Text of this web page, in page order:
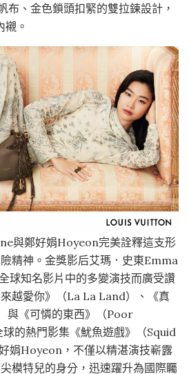
、金色鎖頭扣緊的雙拉鍊設計，
。
與鄭好娟Hoyeon完美詮釋這支形
精神。金獎影后艾瑪．史東Emma
球知名影片中的多變演技而廣受讚
越愛你》（La La Land）、《真
與《可憐的東西》（Poor
的熱門影集《魷魚遊戲》（Squid
娟Hoyeon，不僅以精湛演技嶄露
模特兒的身分，迅速躍升為國際矚